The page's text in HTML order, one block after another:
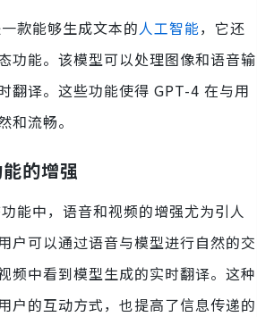
款能够生成文本的人工智能，它还
功能。该模型可以处理图像和语音输
翻译。这些功能使得 GPT-4 在与用
和流畅。
的增强
能中，语音和视频的增强尤为引人
户可以通过语音与模型进行自然的交
频中看到模型生成的实时翻译。这种
户的互动方式，也提高了信息传递的